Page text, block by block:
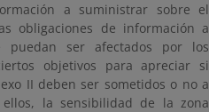
a suministrar sobre el
obligaciones de información a
puedan ser afectados por los
objetivos para apreciar si
II deben ser sometidos o no a
la sensibilidad de la zona